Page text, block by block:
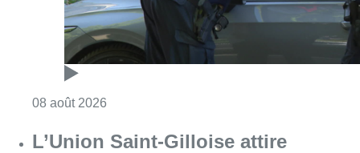
08 août 2026
L’Union Saint-Gilloise attire